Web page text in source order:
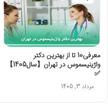
معرفی10 تا از بهترین دکتر
واژینیسموس در تهران【سال1405】
✅
مرداد 3, 1405